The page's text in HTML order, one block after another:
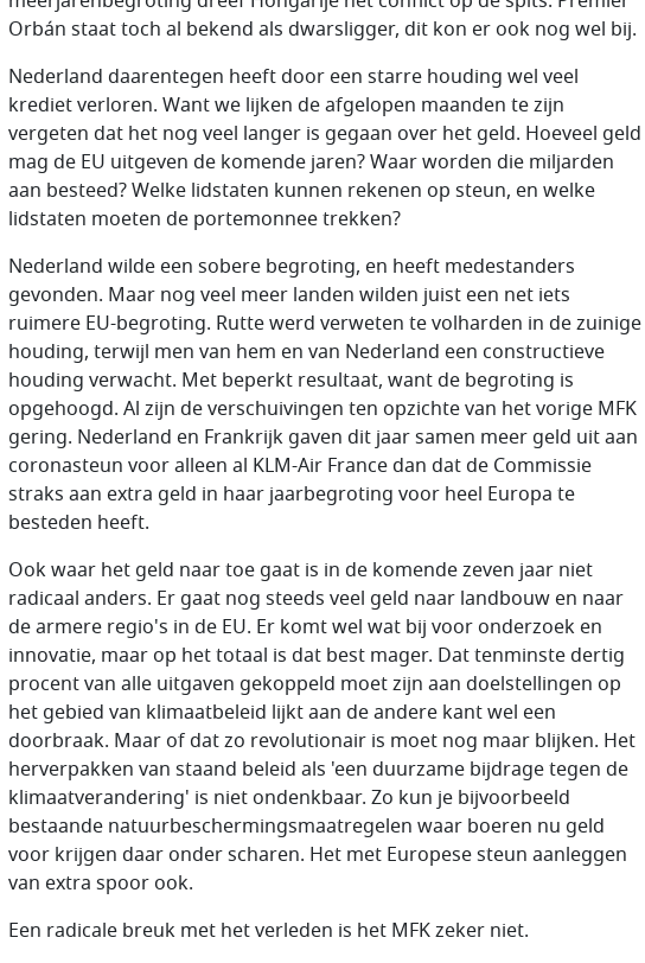
Orbán staat toch al bekend als dwarsligger, dit kon er ook nog wel bij.
Nederland daarentegen heeft door een starre houding wel veel
krediet verloren. Want we lijken de afgelopen maanden te zijn
vergeten dat het nog veel langer is gegaan over het geld. Hoeveel geld
mag de EU uitgeven de komende jaren? Waar worden die miljarden
aan besteed? Welke lidstaten kunnen rekenen op steun, en welke
lidstaten moeten de portemonnee trekken?
Nederland wilde een sobere begroting, en heeft medestanders
gevonden. Maar nog veel meer landen wilden juist een net iets
ruimere EU-begroting. Rutte werd verweten te volharden in de zuinige
houding, terwijl men van hem en van Nederland een constructieve
houding verwacht. Met beperkt resultaat, want de begroting is
opgehoogd. Al zijn de verschuivingen ten opzichte van het vorige MFK
gering. Nederland en Frankrijk gaven dit jaar samen meer geld uit aan
coronasteun voor alleen al KLM-Air France dan dat de Commissie
straks aan extra geld in haar jaarbegroting voor heel Europa te
besteden heeft.
Ook waar het geld naar toe gaat is in de komende zeven jaar niet
radicaal anders. Er gaat nog steeds veel geld naar landbouw en naar
de armere regio's in de EU. Er komt wel wat bij voor onderzoek en
innovatie, maar op het totaal is dat best mager. Dat tenminste dertig
procent van alle uitgaven gekoppeld moet zijn aan doelstellingen op
het gebied van klimaatbeleid lijkt aan de andere kant wel een
doorbraak. Maar of dat zo revolutionair is moet nog maar blijken. Het
herverpakken van staand beleid als 'een duurzame bijdrage tegen de
klimaatverandering' is niet ondenkbaar. Zo kun je bijvoorbeeld
bestaande natuurbeschermingsmaatregelen waar boeren nu geld
voor krijgen daar onder scharen. Het met Europese steun aanleggen
van extra spoor ook.
Een radicale breuk met het verleden is het MFK zeker niet.